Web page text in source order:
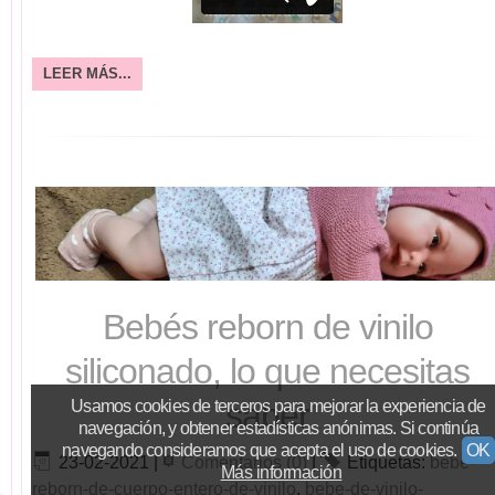
LEER MÁS...
Bebés reborn de vinilo
siliconado, lo que necesitas
saber
23-02-2021| Comentarios (0)| Etiquetas:bebe-
reborn-de-cuerpo-entero-de-vinilo, bebe-de-vinilo-
Usamos cookies de terceros para mejorar la experiencia de
navegación, y obtener estadísticas anónimas. Si continúa
navegando consideramos que acepta el uso de cookies. OK
Más información